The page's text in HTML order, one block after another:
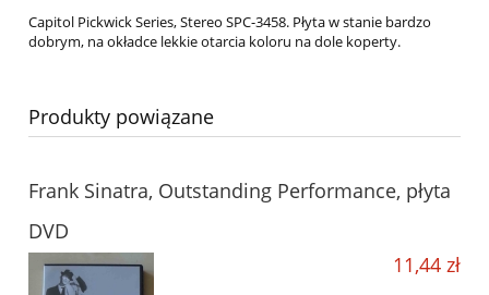
Capitol Pickwick Series, Stereo SPC-3458. Płyta w stanie bardzo
dobrym, na okładce lekkie otarcia koloru na dole koperty.
Produkty powiązane
Frank Sinatra, Outstanding Performance, płyta
DVD
11,44 zł